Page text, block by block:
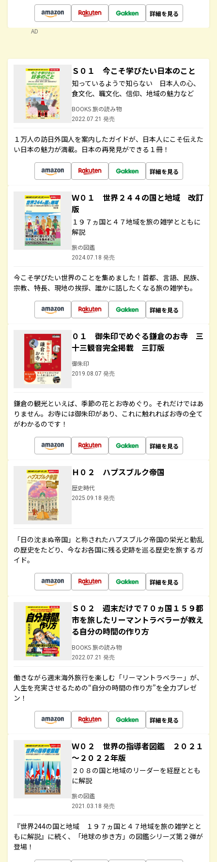
詳細を見る
AD
Ｓ０１ 今こそ学びたい日本のこと
知っているようで知らない 日本人の心、
食文化、職文化、信仰、地域の魅力など
BOOKS 旅の読み物
2022.07.21 発売
１万人の訪日外国人を案内したガイドが、日本人にこそ伝えた
い日本の魅力が満載。日本の再発見ができる１冊！
詳細を見る
Ｗ０１ 世界２４４の国と地域 改訂
版
１９７ヵ国と４７地域を旅の雑学とともに
解説
旅の図鑑
2024.07.18 発売
今こそ学びたい世界のことを集めました！首都、言語、民族、
宗教、特長、現地の挨拶、誰かに話したくなる旅の雑学も。
詳細を見る
０１ 御朱印でめぐる鎌倉のお寺 三
十三観音完全掲載 三訂版
御朱印
2019.08.07 発売
鎌倉の観光といえば、季節の花とお寺めぐり。それだけではあ
りません。お寺には御朱印があり、これに触れればお寺の全て
がわかるのです！
詳細を見る
Ｈ０２ ハプスブルク帝国
歴史時代
2025.09.18 発売
「日の沈まぬ帝国」と称されたハプスブルク帝国の栄光と動乱
の歴史をたどり、今なお各国に残る史跡を巡る歴史を旅するガ
イド。
詳細を見る
Ｓ０２ 週末だけで７０ヵ国１５９都
市を旅したリーマントラベラーが教え
る自分の時間の作り方
BOOKS 旅の読み物
2022.07.21 発売
働きながら週末海外旅行を楽しむ「リーマントラベラー」が、
人生を充実させるための“自分の時間の作り方”を全力プレゼ
ン！
詳細を見る
Ｗ０２ 世界の指導者図鑑 ２０２１
～２０２２年版
２０８の国と地域のリーダーを経歴ととも
に解説
旅の図鑑
2021.03.18 発売
『世界244の国と地域 １９７ヵ国と４７地域を旅の雑学とと
もに解説』に続く、「地球の歩き方」の図鑑シリーズ第２弾が
登場！